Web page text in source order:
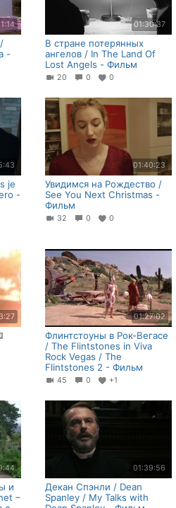
-
01:30:37
В стране потерянных
ангелов / In The Land Of
Lost Angels - Фильм
20 0 0
je
-
01:40:23
Увидимся на Рождество /
See You Next Christmas -
Фильм
32 0 0
01:27:02
Флинтстоуны в Рок-Вегасе
/ The Flintstones in Viva
Rock Vegas / The
Flintstones 2 - Фильм
45 0 +1
и
–
01:39:56
Декан Спэнли / Dean
Spanley / My Talks with